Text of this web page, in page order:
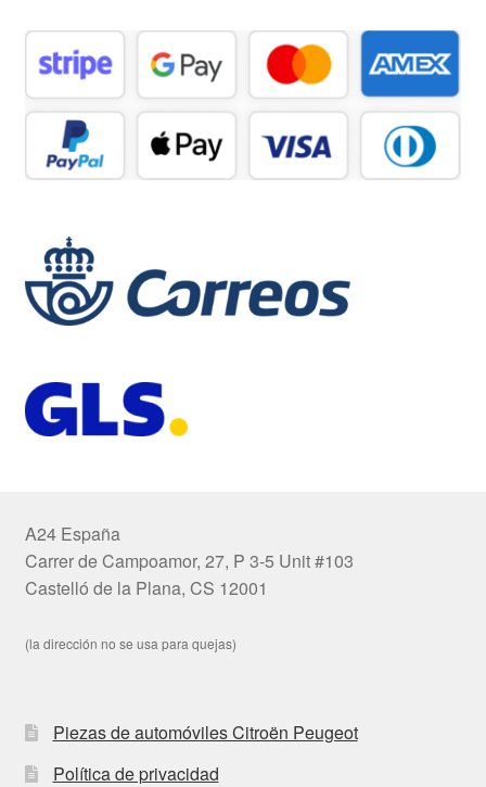
A24 España
Carrer de Campoamor, 27, P 3-5 Unit #103
Castelló de la Plana, CS 12001
(la dirección no se usa para quejas)
Piezas de automóviles Citroën Peugeot
Política de privacidad